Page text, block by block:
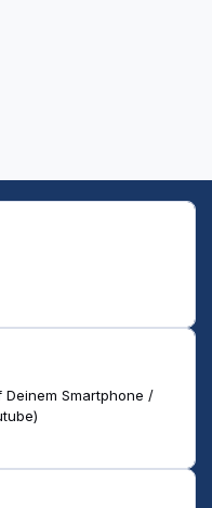
Deinem Smartphone /